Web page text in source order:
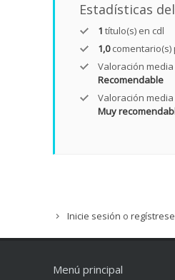
Estadísticas
1 título(s) en cdl
1,0comentario(s)
Valoración media
Recomendable
Valoración media
Muy
Inicie sesión o regístrese
Menú principal